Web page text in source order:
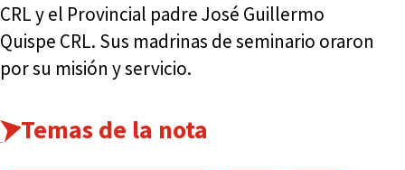
CRL y el Provincial padre José Guillermo
Quispe CRL. Sus madrinas de seminario oraron
por su misión y servicio.
Temas de la nota